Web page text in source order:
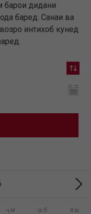
барои дидани
баред. Санаи ва
интихоб кунед
ҷм шб яш